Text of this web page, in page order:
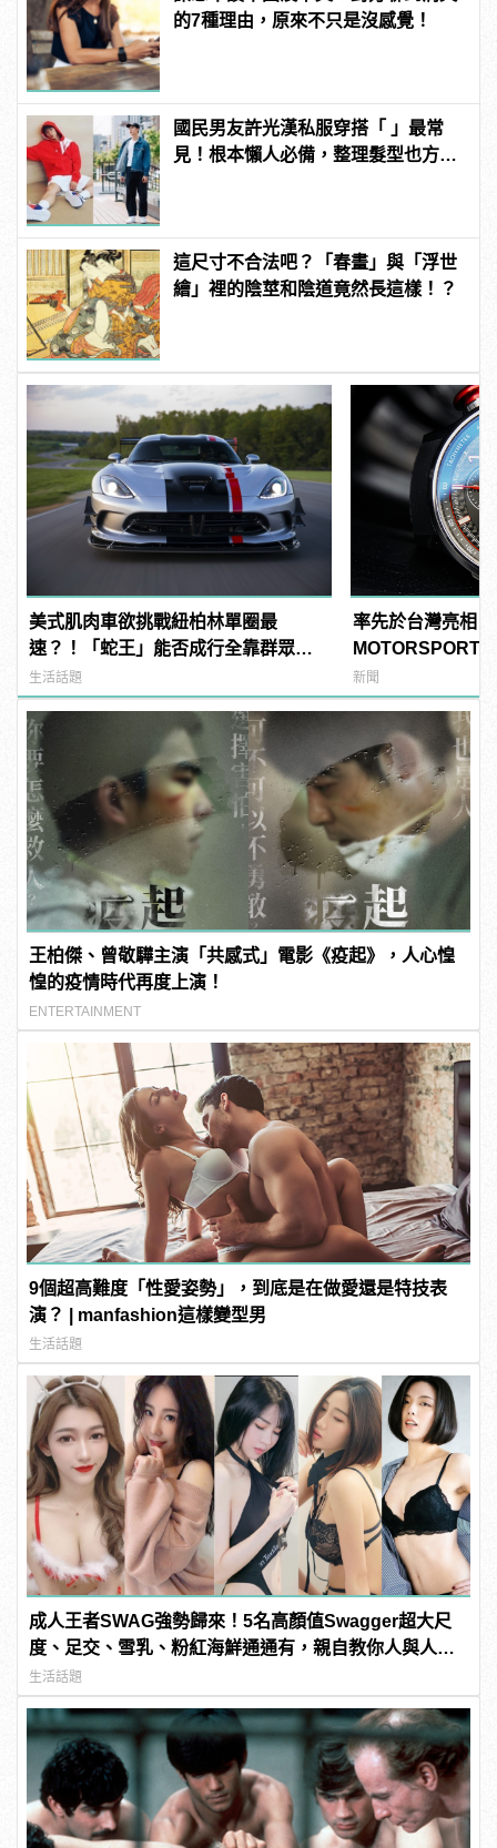
的7種理由，原來不只是沒感覺！
國民男友許光漢私服穿搭「 」最常
見！根本懶人必備，整理髮型也方便
這尺寸不合法吧？「春畫」與「浮世
繪」裡的陰莖和陰道竟然長這樣！？
美式肌肉車欲挑戰紐柏林單圈最
速？！「蛇王」能否成行全靠群眾募
資！
生活話題
率先於台灣亮相
MOTORSPORT
色聯名腕錶
新聞
王柏傑、曾敬驊主演「共感式」電影《疫起》，人心惶
惶的疫情時代再度上演！
ENTERTAINMENT
9個超高難度「性愛姿勢」，到底是在做愛還是特技表
演？ | manfashion這樣變型男
生活話題
成人王者SWAG強勢歸來！5名高顏值Swagger超大尺
度、足交、雪乳、粉紅海鮮通通有，親自教你人與人的
連結！ | manfashion這樣變型男
生活話題